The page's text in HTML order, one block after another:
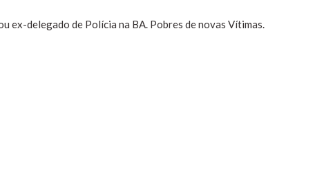
ex-delegado de Polícia na BA. Pobres de novas Vítimas.